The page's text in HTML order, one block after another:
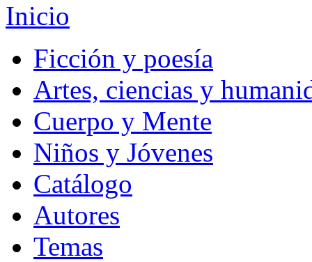
Inicio
Ficción y poesía
Artes, ciencias y
Cuerpo y Mente
Niños y Jóvenes
Catálogo
Autores
Temas